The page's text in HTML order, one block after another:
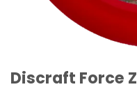
Discraft Force Z